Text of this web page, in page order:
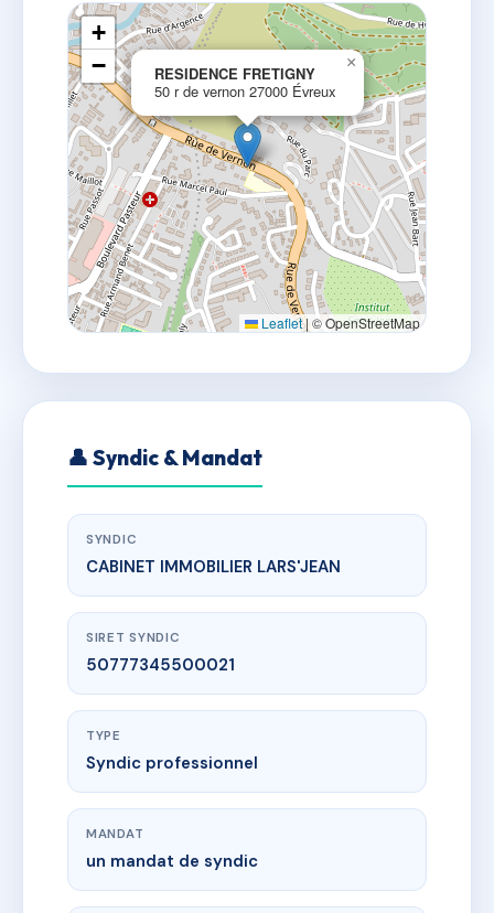
RESIDENCE FRETIGNY
50 r de vernon 27000 Évreux
×
+
−
Leaflet|© OpenStreetMap
👤 Syndic & Mandat
SYNDIC
CABINET IMMOBILIER LARS'JEAN
SIRET SYNDIC
50777345500021
TYPE
Syndic professionnel
MANDAT
un mandat de syndic